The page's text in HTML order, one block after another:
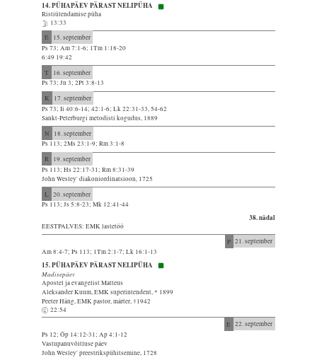
14. PÜHAPÄEV PÄRAST NELIPÜHA
Ristiülendamise püha
13:33
E
15. september
Ps 73; Am 7:1-6; 1Tm 1:18-20
6:49 19:42
T
16. september
Ps 73; Jn 3; 2Pt 3:8-13
K
17. september
Ps 73; Ii 40:6-14; 42:1-6; Lk 22:31-33, 54-62
Sankt-Peterburgi metodisti kogudus, 1889
N
18. september
Ps 113; 2Ms 23:1-9; Rm 3:1-8
R 19. september
Ps 113; Hs 22:17-31; Rm 8:31-39
John Wesley' diakoniordinatsioon, 1725
L
20. september
Ps 113; Js 5:8-23; Mk 12:41-44
38. nädal
EESTPALVES: EMK lastetöö
P 21. september
Am 8:4-7; Ps 113; 1Tm 2:1-7; Lk 16:1-13
15. PÜHAPÄEV PÄRAST NELIPÜHA
Madisepäev
Apostel ja evangelist Matteus
Aleksander Kuum, EMK superintendent, * 1899
Peeter Häng, EMK pastor, märter, †1942
22:54
E 22. september
Ps 12; Õp 14:12-31; Ap 4:1-12
Vastupanuvõitluse päev
John Wesley' preestrikspühitsemine, 1728